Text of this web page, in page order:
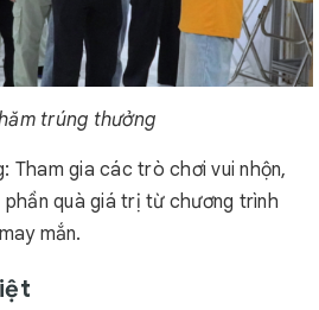
trúng thưởng
Tham gia các trò chơi vui nhộn,
quà giá trị từ chương trình
mắn.